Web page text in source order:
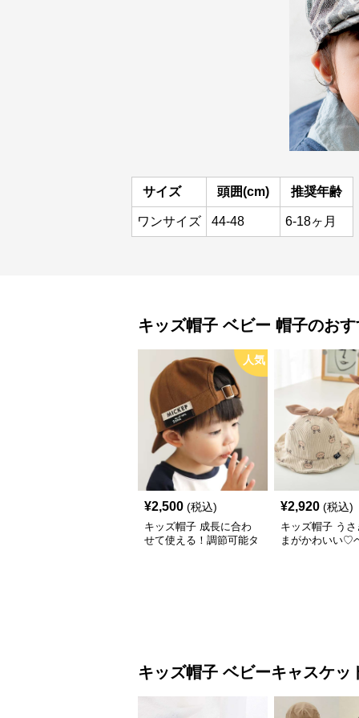
サイズ 頭囲(cm) 推奨年齢
ワンサイズ 44-48 6-18ヶ月
キッズ帽子 ベビー 帽子のお
人気
¥2,500 (税込)
キッズ帽子 成長に合わ
せて使える！調節可能タ
¥2,920 (税込)
キッズ帽子 うさ
まがかわいい♡
キッズ帽子 ベビーキャスケッ